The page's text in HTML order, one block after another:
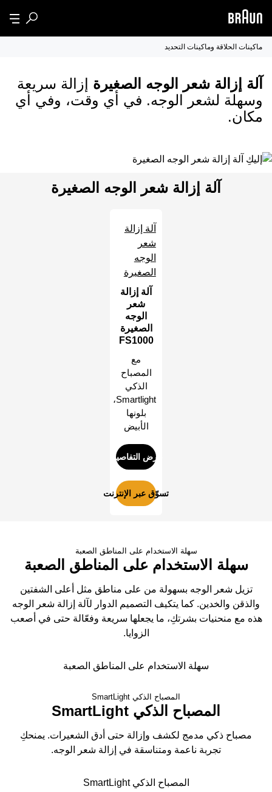
ماكينات الحلاقة وماكينات التحديد
آلة إزالة شعر الوجه الصغيرة إزالة سريعة
وسهلة لشعر الوجه. في أي وقت، وفي أي
مكان.
آلة إزالة شعر الوجه الصغيرة
آلة إزالة
شعر
الوجه
الصغيرة
آلة إزالة
شعر
الوجه
الصغيرة
FS1000
مع
المصباح
الذكي
Smartlight،
بلونها
الأبيض
عرض التفاصيل
تسوّق عبر الإنترنت
سهلة الاستخدام على المناطق الصعبة
سهلة الاستخدام على المناطق الصعبة
تزيل شعر الوجه بسهولة من على مناطق مثل أعلى الشفتين
والذقن والخدين. كما يتكيف التصميم الدوار لآلة إزالة شعر الوجه
هذه مع منحنيات بشرتكِ، ما يجعلها سريعة وفعّالة حتى في أصعب
الزوايا.
سهلة الاستخدام على المناطق الصعبة
المصباح الذكي SmartLight
المصباح الذكي SmartLight
مصباح ذكي مدمج لكشف وإزالة حتى أدق الشعيرات. يمنحكِ
تجربة ناعمة ومتناسقة في إزالة شعر الوجه.
المصباح الذكي SmartLight